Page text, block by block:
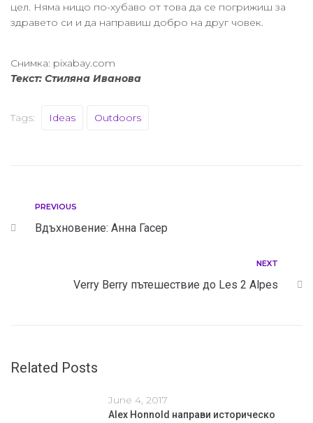
цел. Няма нищо по-хубаво от това да се погрижиш за
здравето си и да направиш добро на друг човек.
Снимка: pixabay.com
Текст: Стиляна Иванова
Tags: Ideas Outdoors
PREVIOUS
Вдъхновение: Анна Гасер
NEXT
Verry Berry пътешествие до Les 2 Alpes
Related Posts
June 4, 2017
Alex Honnold направи историческо